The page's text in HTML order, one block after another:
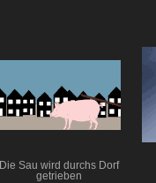
Die Sau wird durchs Dorf
getrieben